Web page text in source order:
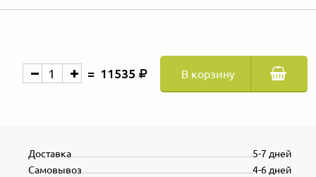
11535 В корзину
5-7 дней
Доставка
4-6 дней
Самовывоз